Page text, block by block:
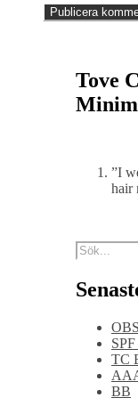
Tove
”I
hair
TC
BB